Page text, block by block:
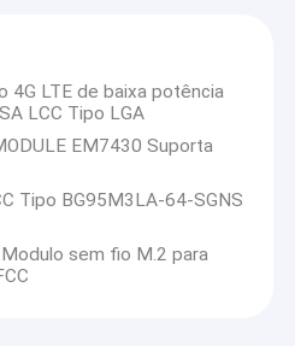
4G LTE de baixa potência
LCC Tipo LGA
EM7430 Suporta
Tipo BG95M3LA-64-SGNS
sem fio M.2 para